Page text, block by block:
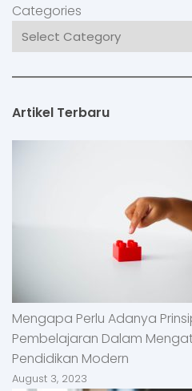
Categories
Artikel Terbaru
Mengapa Perlu Adanya
Pembelajaran Dalam
Pendidikan Modern
August 3, 2023